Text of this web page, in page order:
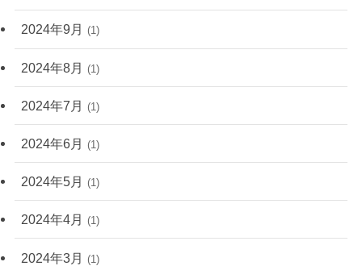
2024年9月 (1)
2024年8月 (1)
2024年7月 (1)
2024年6月 (1)
2024年5月 (1)
2024年4月 (1)
2024年3月 (1)